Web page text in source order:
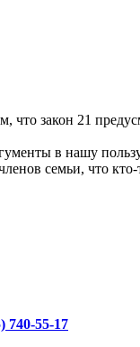
что закон 21
в нашу
семьи, что
740-55-17